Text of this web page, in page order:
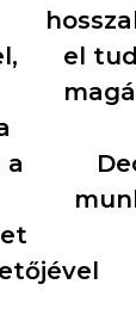
a
el